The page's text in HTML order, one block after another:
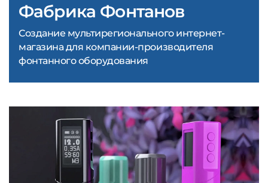
Фабрика Фонтанов
Создание мультирегионального интернет-
магазина для компании-производителя
фонтанного оборудования